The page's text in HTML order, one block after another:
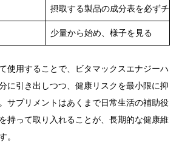
摂取する製品の成分表を必ずチェ
少量から始め、様子を見る
使用することで、ビタマックスエナジーハ
に引き出しつつ、健康リスクを最小限に抑
サプリメントはあくまで日常生活の補助役
持って取り入れることが、長期的な健康維
。